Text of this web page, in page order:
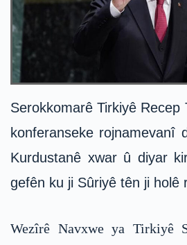
Serokkomarê Tirkiyê Recep
konferanseke rojnamevanî
Kurdustanê xwar û diyar
gefên ku ji Sûriyê tên ji holê
Wezîrê Navxwe ya Tirkiyê